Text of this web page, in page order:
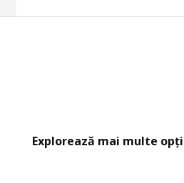
Explorează mai multe